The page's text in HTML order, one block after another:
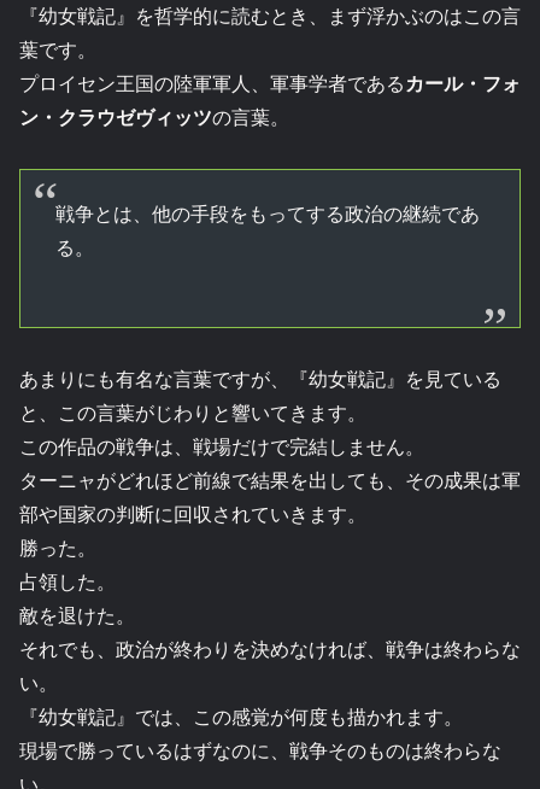
『幼女戦記』を哲学的に読むとき、まず浮かぶのはこの言
葉です。
プロイセン王国の陸軍軍人、軍事学者であるカール・フォ
ン・クラウゼヴィッツの言葉。
戦争とは、他の手段をもってする政治の継続であ
る。
あまりにも有名な言葉ですが、『幼女戦記』を見ている
と、この言葉がじわりと響いてきます。
この作品の戦争は、戦場だけで完結しません。
ターニャがどれほど前線で結果を出しても、その成果は軍
部や国家の判断に回収されていきます。
勝った。
占領した。
敵を退けた。
それでも、政治が終わりを決めなければ、戦争は終わらな
い。
『幼女戦記』では、この感覚が何度も描かれます。
現場で勝っているはずなのに、戦争そのものは終わらな